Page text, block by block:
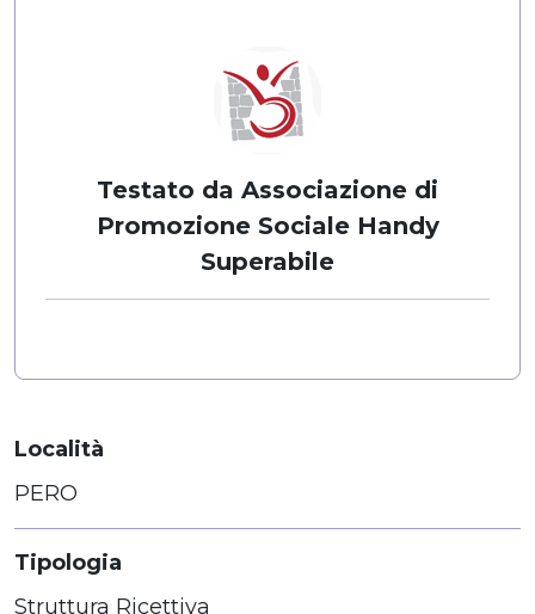
Testato da Associazione di
Promozione Sociale Handy
Superabile
Località
PERO
Tipologia
Struttura Ricettiva